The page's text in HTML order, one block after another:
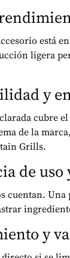
está
ligera
y
cubre
de la
Grills.
de
cuentan.
y